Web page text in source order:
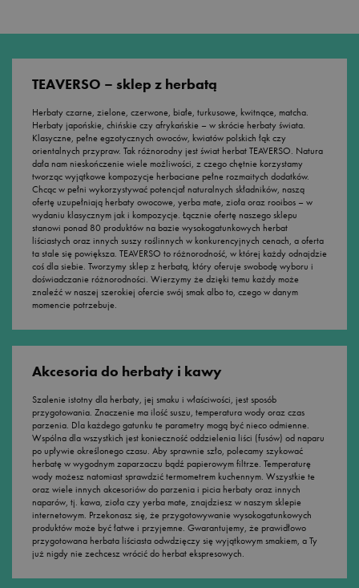
TEAVERSO – sklep z herbatą
Herbaty czarne, zielone, czerwone, białe, turkusowe, kwitnące, matcha.
Herbaty japońskie, chińskie czy afrykańskie – w skrócie herbaty świata.
Klasyczne, pełne egzotycznych owoców, kwiatów polskich łąk czy
orientalnych przypraw. Tak różnorodny jest świat herbat TEAVERSO. Natura
dała nam nieskończenie wiele możliwości, z czego chętnie korzystamy
tworząc wyjątkowe kompozycje herbaciane pełne rozmaitych dodatków.
Chcąc w pełni wykorzystywać potencjał naturalnych składników, naszą
ofertę uzupełniają herbaty owocowe, yerba mate, zioła oraz rooibos – w
wydaniu klasycznym jak i kompozycje. Łącznie ofertę naszego sklepu
stanowi ponad 80 produktów na bazie wysokogatunkowych herbat
liściastych oraz innych suszy roślinnych w konkurencyjnych cenach, a oferta
ta stale się powiększa. TEAVERSO to różnorodność, w której każdy odnajdzie
coś dla siebie. Tworzymy sklep z herbatą, który oferuje swobodę wyboru i
doświadczanie różnorodności. Wierzymy że dzięki temu każdy może
znaleźć w naszej szerokiej ofercie swój smak albo to, czego w danym
momencie potrzebuje.
Akcesoria do herbaty i kawy
Szalenie istotny dla herbaty, jej smaku i właściwości, jest sposób
przygotowania. Znaczenie ma ilość suszu, temperatura wody oraz czas
parzenia. Dla każdego gatunku te parametry mogą być nieco odmienne.
Wspólna dla wszystkich jest konieczność oddzielenia liści (fusów) od naparu
po upływie określonego czasu. Aby sprawnie szło, polecamy szykować
herbatę w wygodnym zaparzaczu bądź papierowym filtrze. Temperaturę
wody możesz natomiast sprawdzić termometrem kuchennym. Wszystkie te
oraz wiele innych akcesoriów do parzenia i picia herbaty oraz innych
naparów, tj. kawa, zioła czy yerba mate, znajdziesz w naszym sklepie
internetowym. Przekonasz się, że przygotowywanie wysokogatunkowych
produktów może być łatwe i przyjemne. Gwarantujemy, że prawidłowo
przygotowana herbata liściasta odwdzięczy się wyjątkowym smakiem, a Ty
już nigdy nie zechcesz wrócić do herbat ekspresowych.